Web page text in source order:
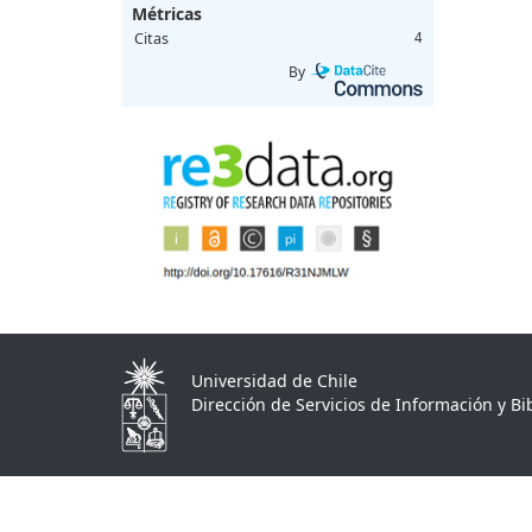
Métricas
Citas 4
By
Universidad de Chile
Dirección de Servicios de Información y